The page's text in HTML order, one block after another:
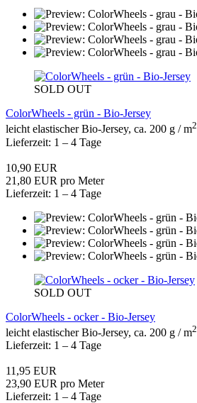
SOLD OUT
ColorWheels - grün - Bio-Jersey
leicht elastischer Bio-Jersey, ca. 200 g / m2
Lieferzeit: 1 – 4 Tage
10,90 EUR
21,80 EUR pro Meter
Lieferzeit: 1 – 4 Tage
SOLD OUT
ColorWheels - ocker - Bio-Jersey
leicht elastischer Bio-Jersey, ca. 200 g / m2
Lieferzeit: 1 – 4 Tage
11,95 EUR
23,90 EUR pro Meter
Lieferzeit: 1 – 4 Tage